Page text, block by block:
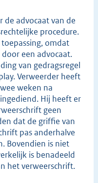
de advocaat van de
procedure.
omdat
een advocaat.
van gedragsregel
Verweerder heeft
weken na
Hij heeft er
geen
dat de griffie van
pas anderhalve
Bovendien is niet
is benadeeld
het verweerschrift.